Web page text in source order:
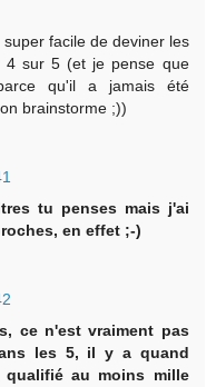
facile de deviner les
4 sur 5 (et je pense que
qu'il a jamais été
brainstorme ;))
tu penses mais j'ai
en effet ;-)
ce n'est vraiment pas
les 5, il y a quand
au moins mille